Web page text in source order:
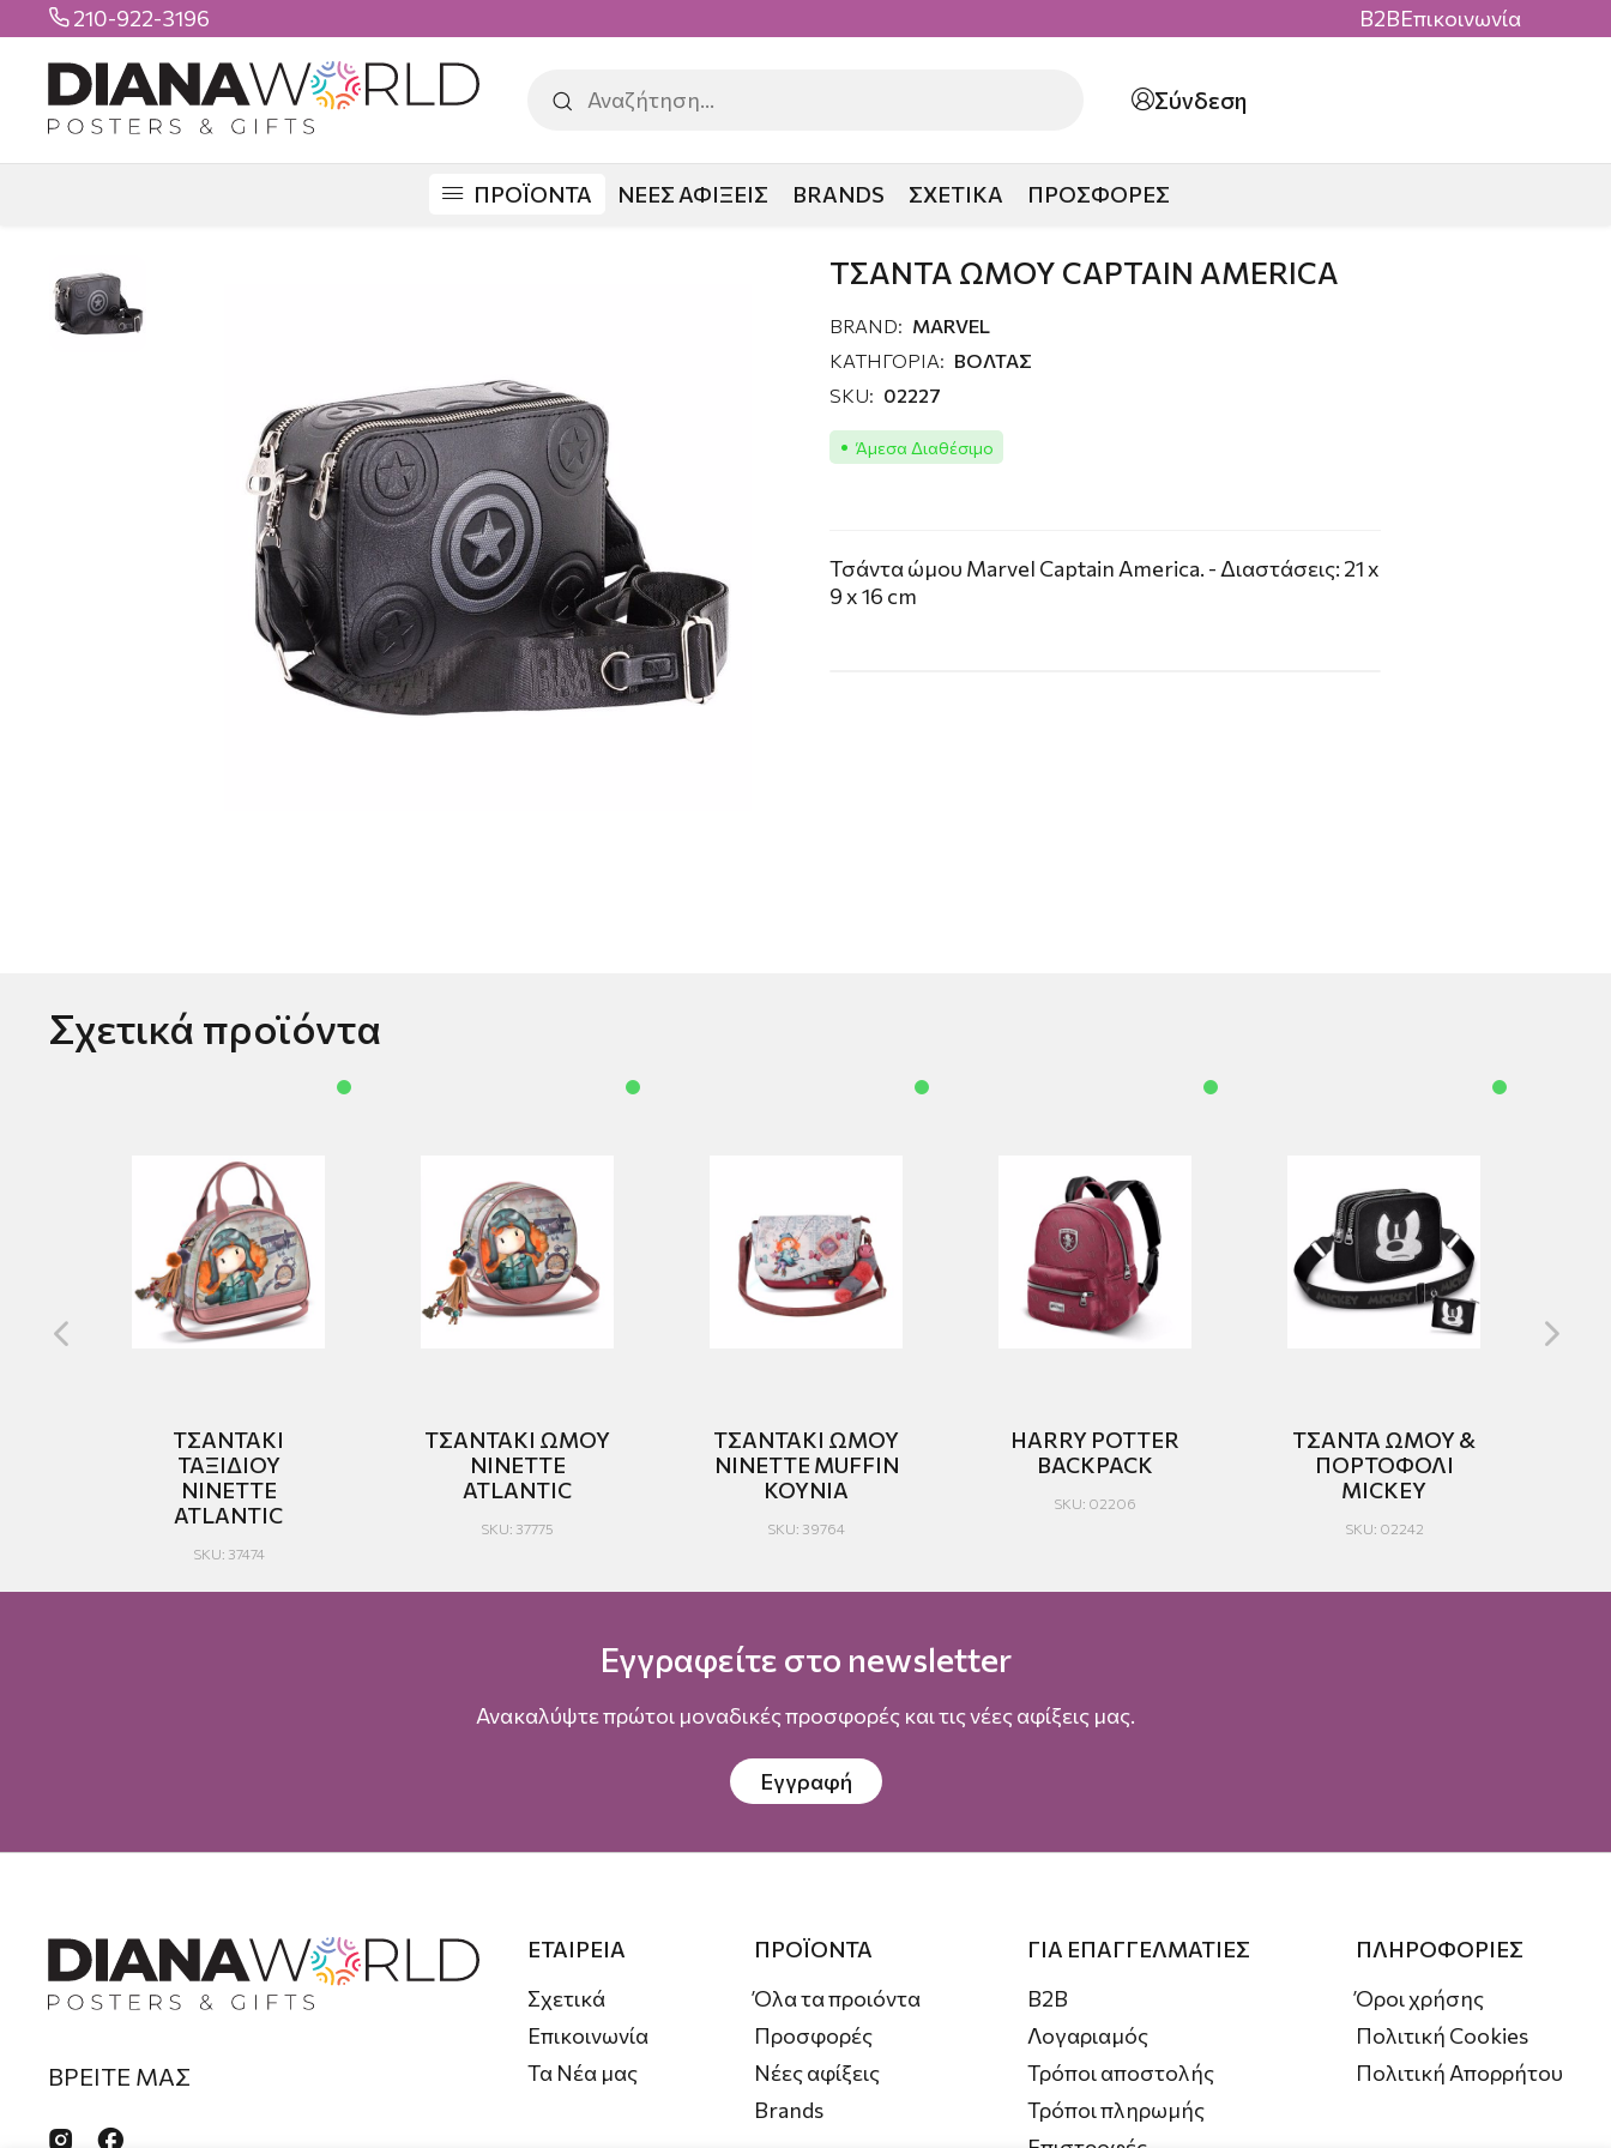
 210-922-3196 B2BΕπικοινωνία
Σύνδεση
ΠΡΟΪΟΝΤΑ ΝΕΕΣ ΑΦΙΞΕΙΣ BRANDS ΣΧΕΤΙΚΑ ΠΡΟΣΦΟΡΕΣ
ΤΣΑΝΤΑ ΩΜΟΥ CAPTAIN AMERICA
BRAND: MARVEL
ΚΑΤΗΓΟΡΙΑ: ΒΟΛΤΑΣ
SKU: 02227
Άμεσα Διαθέσιμο
Τσάντα ώμου Marvel Captain America. - Διαστάσεις: 21 x
9 x 16 cm
Σχετικά προϊόντα
ΤΣΑΝΤΑΚΙ
ΤΑΞΙΔΙΟΥ
NINETTE
ATLANTIC
SKU: 37474
ΤΣΑΝΤΑΚΙ ΩΜΟΥ
ΝΙΝΕΤΤΕ
ATLANTIC
SKU: 37775
ΤΣΑΝΤΑΚΙ ΩΜΟΥ
NINETTE MUFFIN
ΚΟΥNIA
SKU: 39764
HARRY POTTER
BACKPACK
SKU: 02206
ΤΣΑΝΤΑ ΩΜΟΥ &
ΠΟΡΤΟΦΟΛΙ
MICKEY
SKU: 02242
Εγγραφείτε στο newsletter
Ανακαλύψτε πρώτοι μοναδικές προσφορές και τις νέες αφίξεις μας.
Εγγραφή
ΒΡΕΙΤΕ ΜΑΣ
 
ΕΤΑΙΡΕΙΑ
Σχετικά
Επικοινωνία
Τα Νέα μας
ΠΡΟΪΟΝΤΑ
Όλα τα προιόντα
Προσφορές
Νέες αφίξεις
Brands
ΓΙΑ ΕΠΑΓΓΕΛΜΑΤΙΕΣ
B2B
Λογαριαμός
Τρόποι αποστολής
Τρόποι πληρωμής
ΠΛΗΡΟΦΟΡΙΕΣ
Όροι χρήσης
Πολιτική Cookies
Πολιτική Απορρήτου